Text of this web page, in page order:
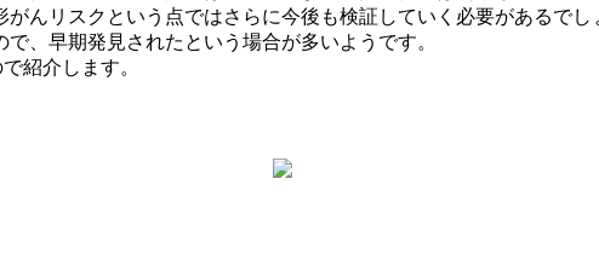
んリスクという点ではさらに今後も検証していく必要があるで
、早期発見されたという場合が多いようです。
紹介します。